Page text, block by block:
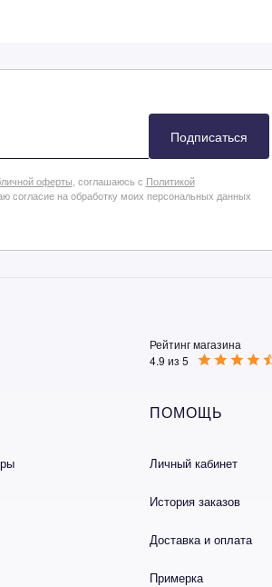
Подписаться
оферты , соглашаюсь с Политикой
согласие на обработку моих персональных данных
Рейтинг магазина
4.9 из 5
ПОМОЩЬ
Личный кабинет
История заказов
Доставка и оплата
Примерка